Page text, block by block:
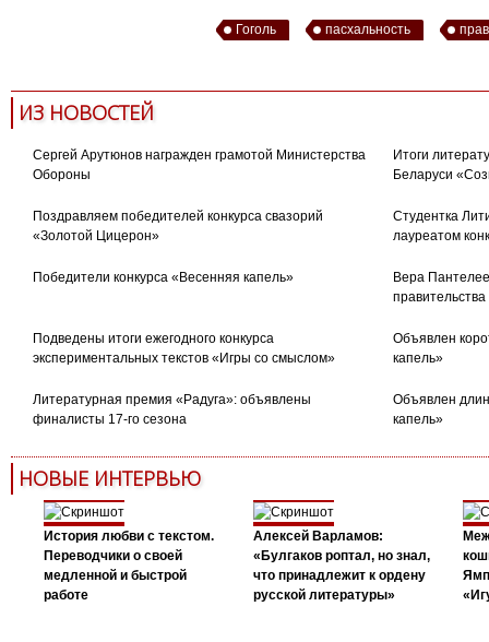
Гоголь пасхальность
ИЗ НОВОСТЕЙ
Сергей Арутюнов награжден грамотой Министерства
Обороны
Итоги
Беларуси
Поздравляем победителей конкурса свазорий
«Золотой Цицерон»
Студентка
лауреатом
Победители конкурса «Весенняя капель»
Вера
Подведены итоги ежегодного конкурса
экспериментальных текстов «Игры со смыслом»
Объявлен
капель»
Литературная премия «Радуга»: объявлены
финалисты 17-го сезона
Объявлен
капель»
НОВЫЕ ИНТЕРВЬЮ
История любви с текстом.
Переводчики о своей
медленной и быстрой
работе
Алексей Варламов:
«Булгаков роптал, но знал,
что принадлежит к ордену
русской литературы»